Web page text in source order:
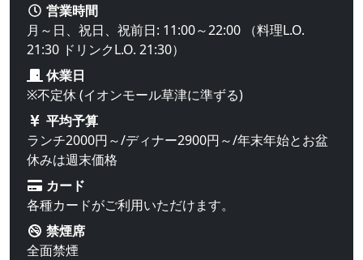
営業時間
月～日、祝日、祝前日: 11:00～22:00 （料理L.O.
21:30 ドリンクL.O. 21:30）
休業日
※不定休 (イオンモール草津に準ずる)
平均予算
ランチ2000円～/ディナー2900円～/年末年始とお盆
休みは週末価格
カード
各種カードがご利用いただけます。
禁煙席
全面禁煙